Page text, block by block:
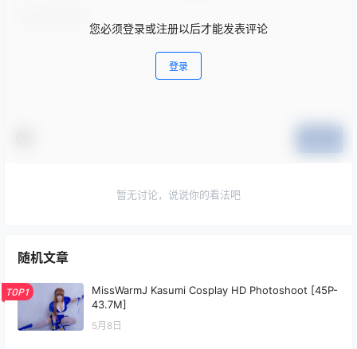
您必须登录或注册以后才能发表评论
登录
暂无讨论，说说你的看法吧
随机文章
TOP1
MissWarmJ Kasumi Cosplay HD Photoshoot [45P-
43.7M]
5月8日